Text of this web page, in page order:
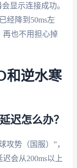
显示连接成功。
经降到50ms左
再也不用担心掉
和逆水寒
迟怎么办？
攻势（国服）”，
会从200ms以上